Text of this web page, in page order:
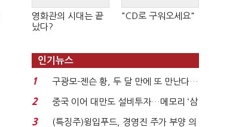
영화관의 시대는 끝
났다?
"CD로 구워오세요"
인기뉴스
1
구광모-젠슨 황, 두 달 만에 또 만난다…
로봇·AI 등 논...
2
중국 이어 대만도 설비투자…메모리 ‘삼
국전쟁’
3
(특징주)윙입푸드, 경영진 주가 부양 의